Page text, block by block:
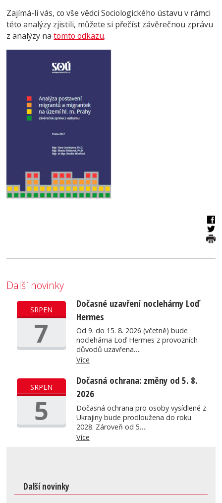
Zajímá-li vás, co vše vědci Sociologického ústavu v rámci
této analýzy zjistili, můžete si přečíst závěrečnou zprávu
z analýzy natomto odkazu.
Další novinky
SRPEN
7
Dočasné uzavření noclehárny Loď
Hermes
Od 9. do 15. 8. 2026 (včetně) bude
noclehárna Loď Hermes z provozních
důvodů uzavřena….
Více
SRPEN
5
Dočasná ochrana: změny od 5. 8.
2026
Dočasná ochrana pro osoby vysídlené z
Ukrajiny bude prodloužena do roku
2028. Zároveň od 5….
Více
Další novinky